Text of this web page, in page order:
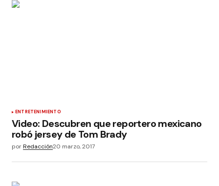
ENTRETENIMIENTO
Video: Descubren que reportero mexicano
robó jersey de Tom Brady
porRedacción20 marzo, 2017